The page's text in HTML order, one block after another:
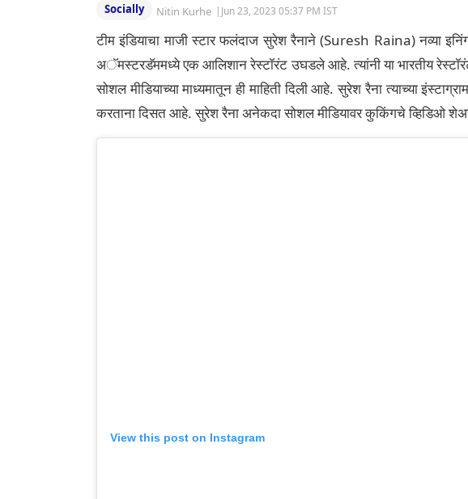
Socially Nitin Kurhe | Jun 23, 2023 05:37 PM IST
टीम इंडियाचा माजी स्टार फलंदाज सुरेश रैनाने (Suresh Raina) नव्या
अॅमस्टरडॅममध्ये एक आलिशान रेस्टॉरंट उघडले आहे. त्यांनी या भारतीय
सोशल मीडियाच्या माध्यमातून ही माहिती दिली आहे. सुरेश रैना त्याच्या
करताना दिसत आहे. सुरेश रैना अनेकदा सोशल मीडियावर कुकिंगचे व्हिडिओ
View this post on Instagram